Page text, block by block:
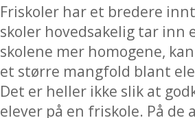
Friskoler har et bredere
skoler hovedsakelig tar
skolene mer homogene,
et større mangfold blant
Det er heller ikke slik at
elever på en friskole. På